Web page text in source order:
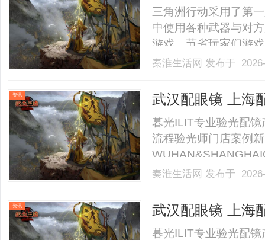
三角洲行动采用了第
中使用各种武器与对
游戏，节省玩家们游
机升级，不用落后，
面小编为小伙伴们介
行.........
秦淮生活网 发布于
资讯 武汉配眼镜 上海
暮光ILIT专业验光配
流程验光师门店案例
业验光配镜的写字楼
40%-60%优惠，兼顾
秦淮生活网 发布于
资讯 武汉配眼镜 上海
暮光ILIT专业验光配